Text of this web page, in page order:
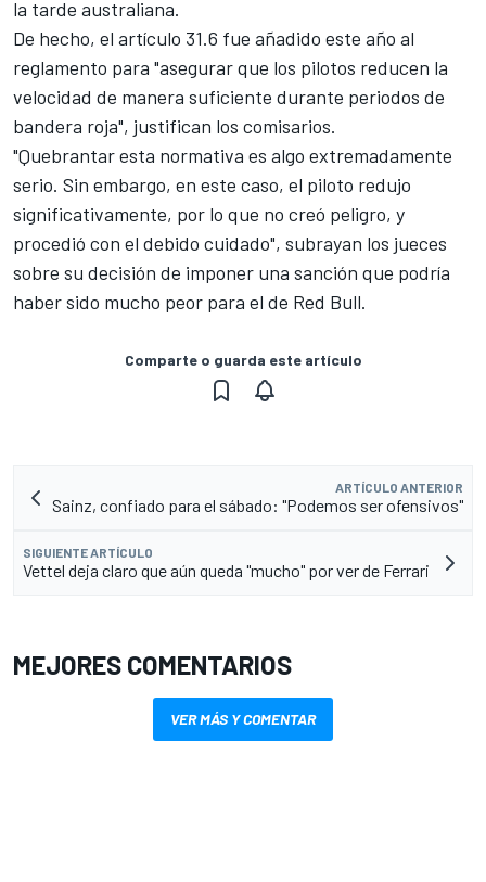
la tarde australiana.
De hecho, el artículo 31.6 fue añadido este año al
reglamento para "asegurar que los pilotos reducen la
velocidad de manera suficiente durante periodos de
bandera roja", justifican los comisarios.
"Quebrantar esta normativa es algo extremadamente
serio. Sin embargo, en este caso, el piloto redujo
significativamente, por lo que no creó peligro, y
procedió con el debido cuidado", subrayan los jueces
sobre su decisión de imponer una sanción que podría
haber sido mucho peor para el de Red Bull.
Comparte o guarda este artículo
ARTÍCULO ANTERIOR
Sainz, confiado para el sábado: "Podemos ser ofensivos"
SIGUIENTE ARTÍCULO
Vettel deja claro que aún queda "mucho" por ver de Ferrari
MEJORES COMENTARIOS
VER MÁS Y COMENTAR